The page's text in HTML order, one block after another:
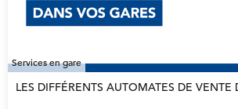
Services en gare
LES DIFFÉRENTS AUTOMATES DE VENTE